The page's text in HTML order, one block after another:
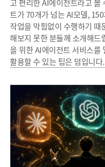
고 편리한 AI에이전트라고 볼
트가 70개가 넘는 AI모델,
작업을 막힘없이 수행하기 때
해보지 못한 분들께 소개해드
을 위한 AI에이전트 서비스를
활용할 수 있는 팁은 덤입니다.